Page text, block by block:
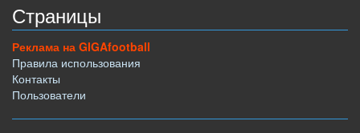
Страницы
Реклама на GIGAfootball
Правила использования
Контакты
Пользователи